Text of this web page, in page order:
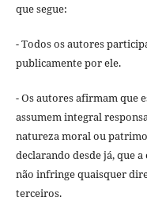
que segue:
- Todos os autores
publicamente por ele.
- Os autores afirmam que
assumem integral
natureza moral ou
declarando desde já, que
não infringe quaisquer
terceiros.